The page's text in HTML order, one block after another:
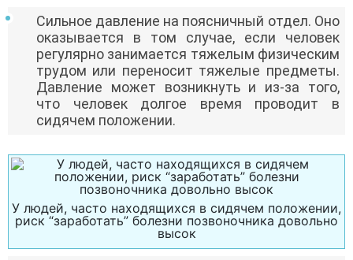
Сильное давление на поясничный отдел. Оно
оказывается в том случае, если человек
регулярно занимается тяжелым физическим
трудом или переносит тяжелые предметы.
Давление может возникнуть и из-за того,
что человек долгое время проводит в
сидячем положении.
У людей, часто находящихся в сидячем положении,
риск “заработать” болезни позвоночника довольно
высок